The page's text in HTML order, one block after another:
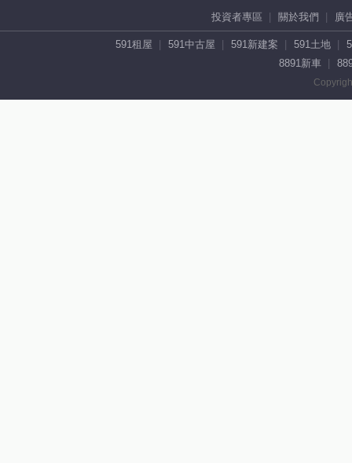
投資者專區 關於我們 廣
591租屋 591中古屋 591新建案 591土地
8891新車